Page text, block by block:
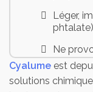
Léger,
Ne
Ne
Cyalume est
solutions